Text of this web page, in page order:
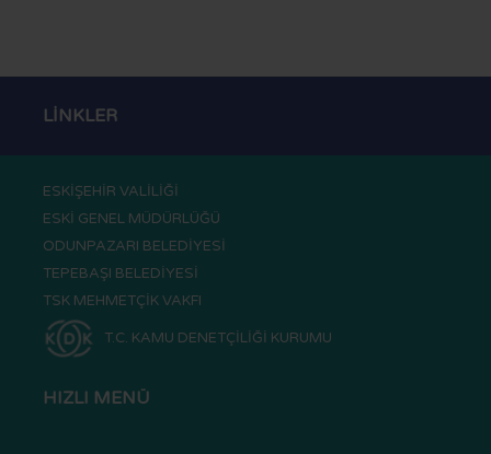
LİNKLER
ESKİŞEHİR VALİLİĞİ
ESKİ GENEL MÜDÜRLÜĞÜ
ODUNPAZARI BELEDİYESİ
TEPEBAŞI BELEDİYESİ
TSK MEHMETÇİK VAKFI
T.C. KAMU DENETÇİLİĞİ KURUMU
HIZLI MENÜ